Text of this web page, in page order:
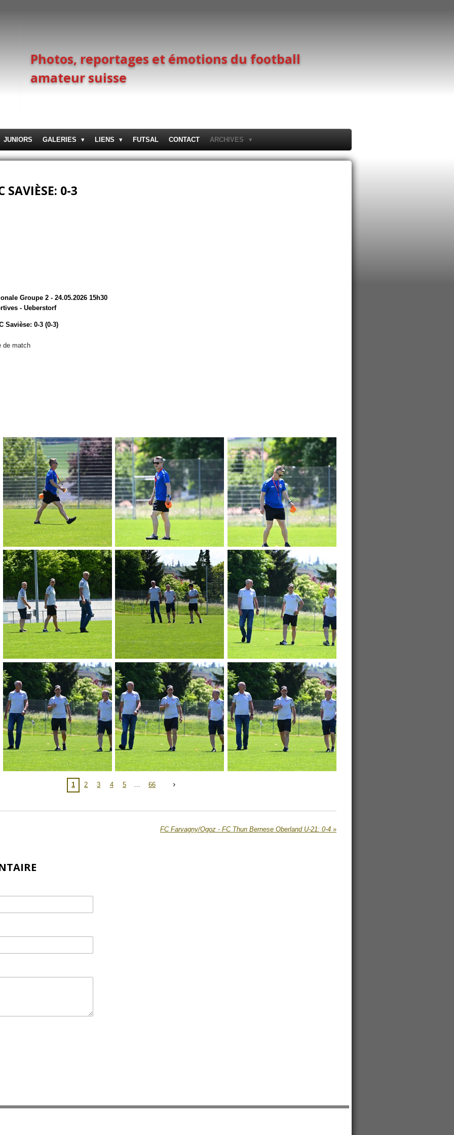
Photos, reportages et émotions du football
amateur suisse
JUNIORS GALERIES LIENS FUTSAL CONTACT ARCHIVES
SAVIÈSE: 0-3
Groupe 2 - 24.05.2026 15h30
- Ueberstorf
Savièse: 0-3 (0-3)
de match
1 2 3 4 5 66
FC Farvagny/Ogoz - FC Thun Bernese Oberland U-21: 0-4 »